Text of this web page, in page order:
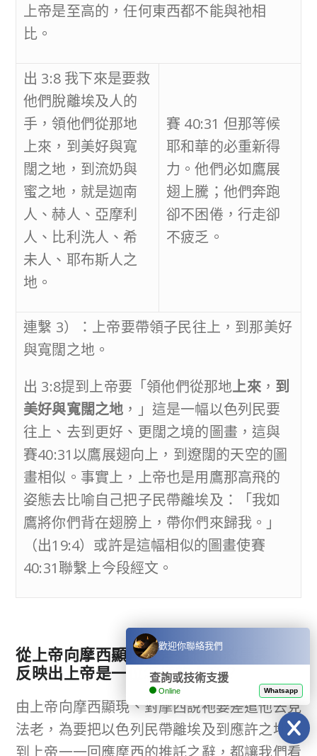
上帝是至高的，任何東西都不能與祂相
比。
出 3:8 我下來是要救
他們脫離埃及人的
手，領他們從那地
上來，到美好與寬
闊之地，到流奶與
蜜之地，就是迦南
人、赫人、亞摩利
人、比利洗人、希
未人、耶布斯人之
地。
賽 40:31 但那等候
耶和華的必重新得
力。他們必如鷹展
翅上騰；他們奔跑
卻不困倦，行走卻
不疲乏。
連繫 3）：上帝要帶領子民往上，到那美好
與寬闊之地。
出 3:8提到上帝要「領他們從那地上來， 到
美好與寬闊之地 ，」這是一幅以色列民要
往上、去到更好、更闊之境的圖畫，這與
賽40:31以鷹展翅向上，到遼闊的天空的圖
畫相似。事實上，上帝也是用鷹那高飛的
姿態去比喻自己把子民帶離埃及：「我如
鷹將你們背在翅膀上，帶你們來歸我。」
（出19:4）或許是這幅相似的圖畫使賽
40:31聯繫上今段經文。
從上帝向摩西顯現及差遣他的敘事裏，
反映出上帝是一位怎樣的上帝？
由上帝向摩西顯現、對摩西說祂要差遣他去見
法老，為要把以色列民帶離埃及到應許之地，
到上帝一一回應摩西的推託之辭，都讓我們看
歡迎你聯絡我們
查詢或技術支援
Online Whatsapp